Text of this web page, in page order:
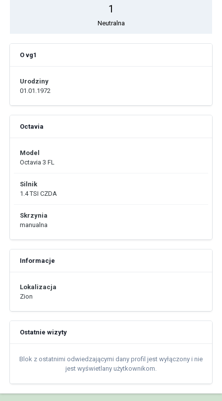
1
Neutralna
O vg1
Urodziny
01.01.1972
Octavia
Model
Octavia 3 FL
Silnik
1.4 TSI CZDA
Skrzynia
manualna
Informacje
Lokalizacja
Zion
Ostatnie wizyty
Blok z ostatnimi odwiedzającymi dany profil jest wyłączony i nie
jest wyświetlany użytkownikom.